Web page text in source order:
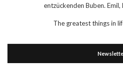
entzückenden Buben.
The greatest things in